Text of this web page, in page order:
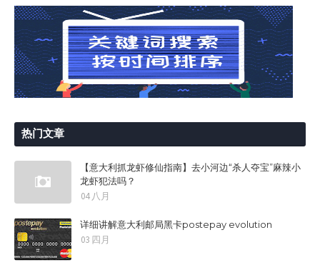
热门文章
【意大利抓龙虾修仙指南】去小河边“杀人夺宝”麻辣小
龙虾犯法吗？
04 八月
详细讲解意大利邮局黑卡postepay evolution
03 四月